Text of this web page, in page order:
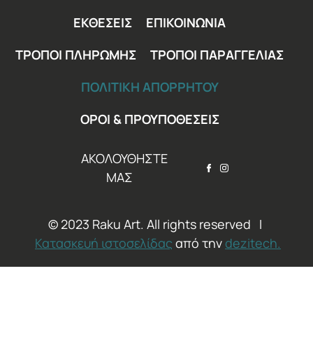
ΕΚΘΕΣΕΙΣ
ΕΠΙΚΟΙΝΩΝΙΑ
ΤΡΟΠΟΙ ΠΛΗΡΩΜΗΣ
ΤΡΟΠΟΙ ΠΑΡΑΓΓΕΛΙΑΣ
ΠΟΛΙΤΙΚΗ ΑΠΟΡΡΗΤΟΥ
ΟΡΟΙ & ΠΡΟΥΠΟΘΕΣΕΙΣ
ΑΚΟΛΟΥΘΗΣΤΕ
ΜΑΣ
© 2023 Raku Art. All rights reserved I
Κατασκευή ιστοσελίδας από την dezitech.